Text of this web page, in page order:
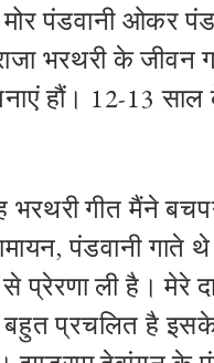
पंडवानी ओकर
भरथरी के जीवन
हौं। 12-13
गीत मैंने
पंडवानी
प्रेरणा ली है। मेरे
बहुत प्रचलित है